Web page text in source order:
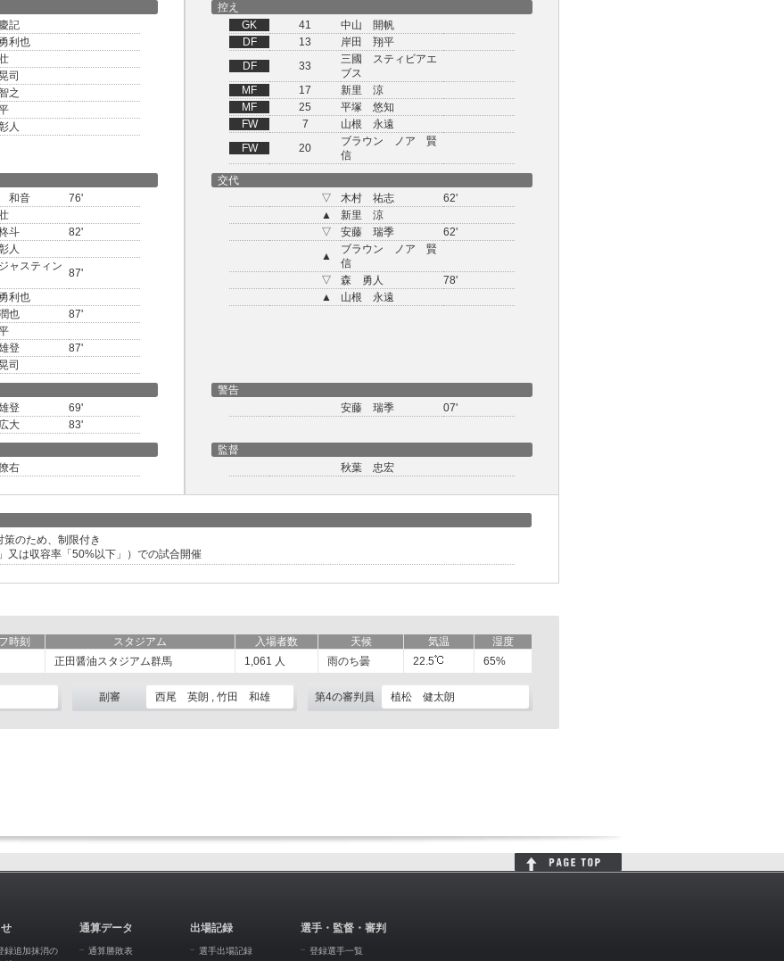
記
利也
司
之
人
控え
GK
41
中山 開帆
DF
13
岸田 翔平
DF
33
三國 スティビアエ
ブス
MF
17
新里 涼
MF
25
平塚 悠知
FW
7
山根 永遠
FW
20
ブラウン ノア 賢
信
和音
76'
斗
82'
人
ャスティン
87'
利也
也
87'
登
87'
司
交代
▽
木村 祐志
62'
▲
新里 涼
▽
安藤 瑞季
62'
▲
ブラウン ノア 賢
信
▽
森 勇人
78'
▲
山根 永遠
登
69'
大
83'
警告
安藤 瑞季
07'
右
監督
秋葉 忠宏
のため、制限付き
又は収容率「50%以下」）での試合開催
時刻 スタジアム 入場者数 天候 気温
湿度
正田醤油スタジアム群馬 1,061 人 雨のち曇 22.5 65%
副審 西尾 英朗 , 竹田 和雄 第4の審判員 植松 健太朗
録追加抹消の
通算データ
通算勝敗表
出場記録
選手出場記録
選手・監督・審判
登録選手一覧